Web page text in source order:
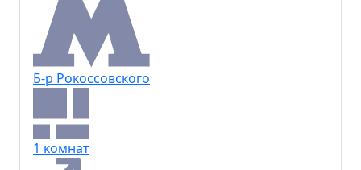
Б-р Рокоссовского
1 комнат